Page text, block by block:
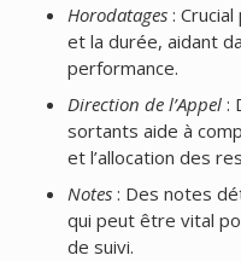
Horodatages:
et la durée, aidant
performance.
Direction de l’Appel:
sortants aide à
et l’allocation des
Notes: Des notes
qui peut être vital
de suivi.